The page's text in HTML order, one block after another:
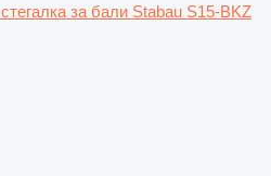
стегалка за бали Stabau S15-BKZ